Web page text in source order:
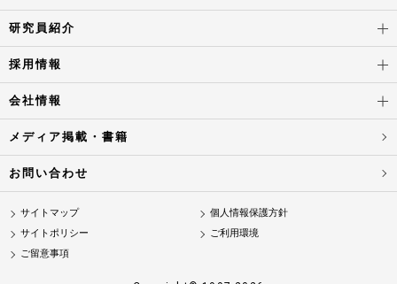
研究員紹介
採用情報
会社情報
メディア掲載・書籍
お問い合わせ
サイトマップ
個人情報保護方針
サイトポリシー
ご利用環境
ご留意事項